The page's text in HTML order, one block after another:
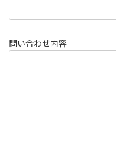
問い合わせ内容